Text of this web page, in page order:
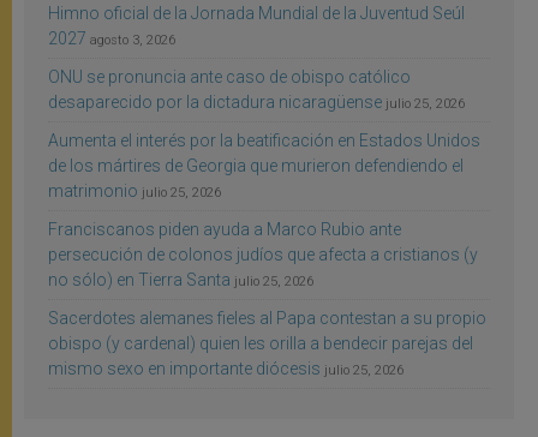
Himno oficial de la Jornada Mundial de la Juventud Seúl
2027 agosto 3, 2026
ONU se pronuncia ante caso de obispo católico
desaparecido por la dictadura nicaragüense julio 25, 2026
Aumenta el interés por la beatificación en Estados Unidos
de los mártires de Georgia que murieron defendiendo el
matrimonio julio 25, 2026
Franciscanos piden ayuda a Marco Rubio ante
persecución de colonos judíos que afecta a cristianos (y
no sólo) en Tierra Santa julio 25, 2026
Sacerdotes alemanes fieles al Papa contestan a su propio
obispo (y cardenal) quien les orilla a bendecir parejas del
mismo sexo en importante diócesis julio 25, 2026